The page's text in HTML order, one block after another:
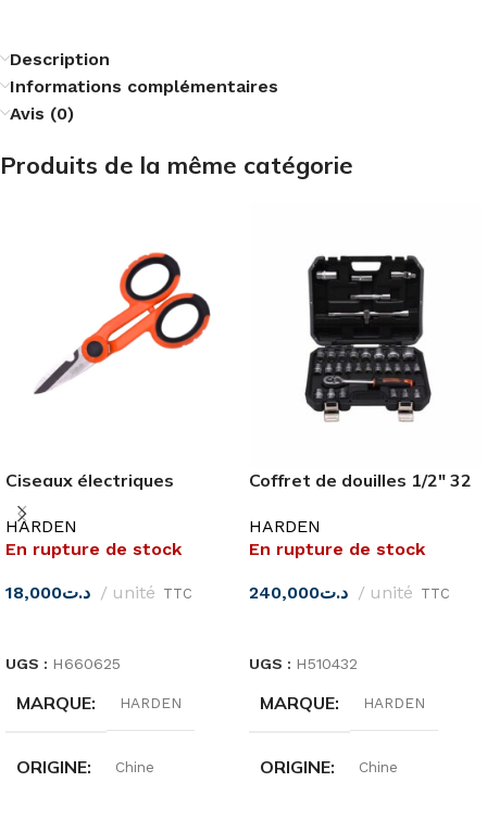
Description
Informations complémentaires
Avis (0)
Produits de la même catégorie
Ciseaux électriques
138MM
HARDEN
En rupture de stock
د.ت18,000 unité TTC
UGS : H660625
MARQUE HARDEN
ORIGINE Chine
Coffret de douilles 1/2″ 32
HARDEN
En rupture de stock
د.ت240,000 unité TTC
UGS : H510432
MARQUE HARDEN
ORIGINE Chine